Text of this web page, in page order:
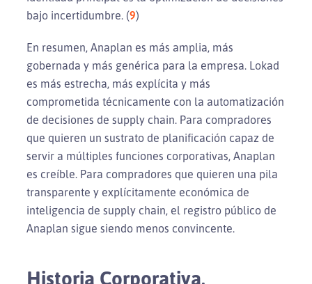
bajo incertidumbre. (9)
En resumen, Anaplan es más amplia, más
gobernada y más genérica para la empresa. Lokad
es más estrecha, más explícita y más
comprometida técnicamente con la automatización
de decisiones de supply chain. Para compradores
que quieren un sustrato de planificación capaz de
servir a múltiples funciones corporativas, Anaplan
es creíble. Para compradores que quieren una pila
transparente y explícitamente económica de
inteligencia de supply chain, el registro público de
Anaplan sigue siendo menos convincente.
Historia Corporativa,